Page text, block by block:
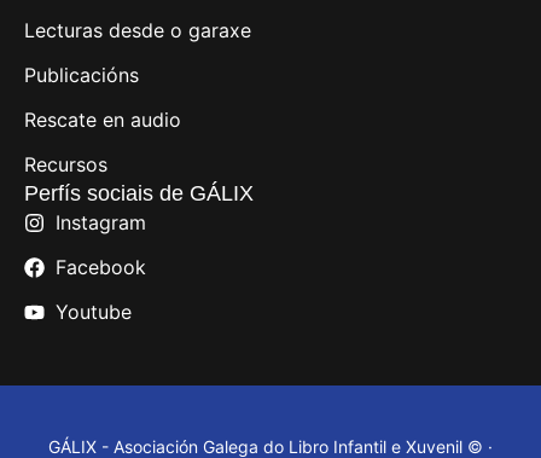
Lecturas desde o garaxe
Publicacións
Rescate en audio
Recursos
Perfís sociais de GÁLIX
Instagram
Facebook
Youtube
GÁLIX - Asociación Galega do Libro Infantil e Xuvenil © ·